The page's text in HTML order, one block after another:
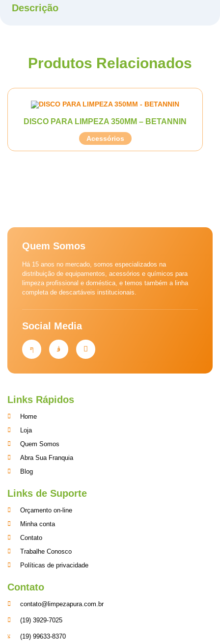
Descrição
Produtos Relacionados
DISCO PARA LIMPEZA 350MM – BETANNIN
Acessórios
Quem Somos
Há 15 anos no mercado, somos especializados na
distribuição de equipamentos, acessórios e químicos para
limpeza profissional e doméstica, e temos também a linha
completa de descartáveis institucionais.
Social Media
Links Rápidos
Home
Loja
Quem Somos
Abra Sua Franquia
Blog
Links de Suporte
Orçamento on-line
Minha conta
Contato
Trabalhe Conosco
Políticas de privacidade
Contato
contato@limpezapura.com.br
(19) 3929-7025
(19) 99633-8370